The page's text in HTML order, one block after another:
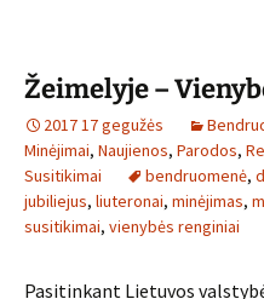
Žeimelyje –
2017 17 gegužės
Minėjimai, Naujienos, Parodos,
Susitikimai
bendruomenė,
jubiliejus, liuteronai, minėjimas,
susitikimai, vienybės renginiai
Pasitinkant Lietuvos